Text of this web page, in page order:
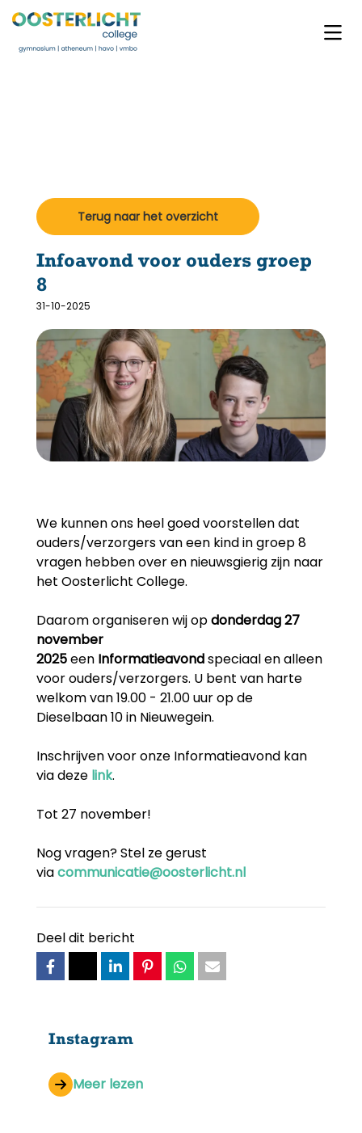
Terug naar het overzicht
Infoavond voor ouders groep
8
31-10-2025
We kunnen ons heel goed voorstellen dat
ouders/verzorgers van een kind in groep 8
vragen hebben over en nieuwsgierig zijn naar
het Oosterlicht College.
Daarom organiseren wij opdonderdag 27
november
2025een Informatieavondspeciaal en alleen
voor ouders/verzorgers. U bent van harte
welkom van 19.00 - 21.00 uur op de
Dieselbaan 10 in Nieuwegein.
Inschrijven voor onze Informatieavond kan
via deze link.
Tot 27 november!
Nog vragen? Stel ze gerust
viacommunicatie@oosterlicht.nl
Deel dit bericht
Instagram
Meer lezen